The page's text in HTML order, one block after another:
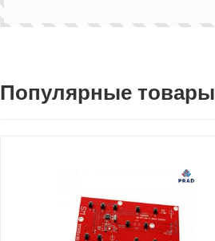
Популярные товары